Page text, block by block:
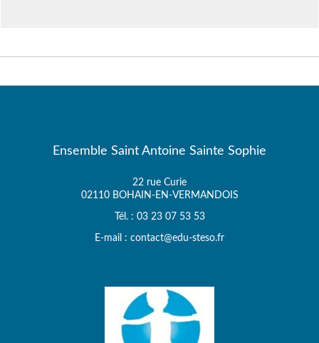
Ensemble Saint Antoine Sainte Sophie
22 rue Curie
02110 BOHAIN-EN-VERMANDOIS
Tél. : 03 23 07 53 53
E-mail : contact@edu-steso.fr